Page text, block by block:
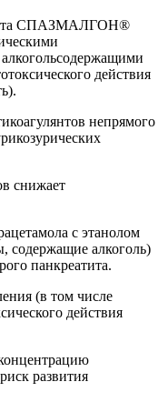
СПАЗМАЛГОН®
действия
непрямого
снижает
с этанолом
содержащие алкоголь)
панкреатита.
(в том числе
действия
развития